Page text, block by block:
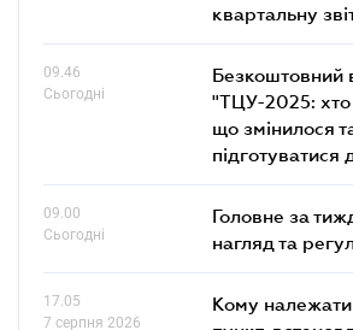
квартальну
09.46
Сьогодні
Безкоштовний
"ТЦУ-2025: хто
що змінилося
підготуватися
09.00
Сьогодні
Головне за
нагляд та
17.05
7 серпня 2026
Кому